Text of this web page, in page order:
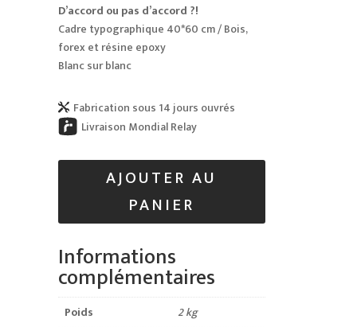
D’accord ou pas d’accord ?!
Cadre typographique 40*60 cm / Bois,
forex et résine epoxy
Blanc sur blanc
 Fabrication sous 14 jours ouvrés
Livraison Mondial Relay
AJOUTER AU
PANIER
Informations
complémentaires
Poids
2 kg